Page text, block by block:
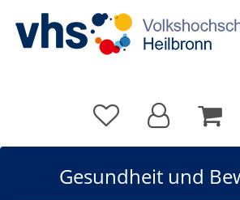
Gesundheit und